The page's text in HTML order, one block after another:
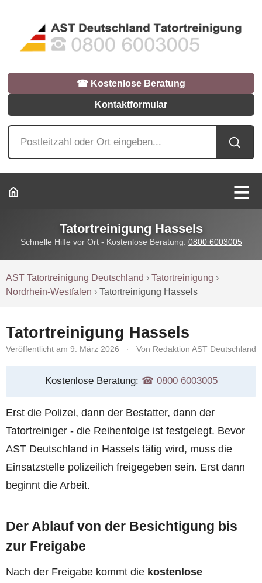
☎︎ Kostenlose Beratung
Kontaktformular
Tatortreinigung Hassels
Schnelle Hilfe vor Ort - Kostenlose Beratung: 0800 6003005
AST Tatortreinigung Deutschland ›Tatortreinigung ›
Nordrhein-Westfalen ›Tatortreinigung Hassels
Tatortreinigung Hassels
Veröffentlicht am 9. März 2026 · Von Redaktion AST Deutschland
Kostenlose Beratung: ☎︎ 0800 6003005
Erst die Polizei, dann der Bestatter, dann der
Tatortreiniger - die Reihenfolge ist festgelegt. Bevor
AST Deutschland in Hassels tätig wird, muss die
Einsatzstelle polizeilich freigegeben sein. Erst dann
beginnt die Arbeit.
Der Ablauf von der Besichtigung bis
zur Freigabe
Nach der Freigabe kommt die kostenlose